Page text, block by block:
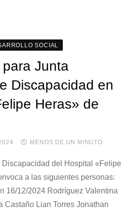
SOCIAL
Junta
Discapacidad en
Heras» de
MENOS DE UN MINUTO
Discapacidad del Hospital «Felipe
a las siguientes personas:
16/12/2024 Rodríguez Valentina
Castaño Lian Torres Jonathan